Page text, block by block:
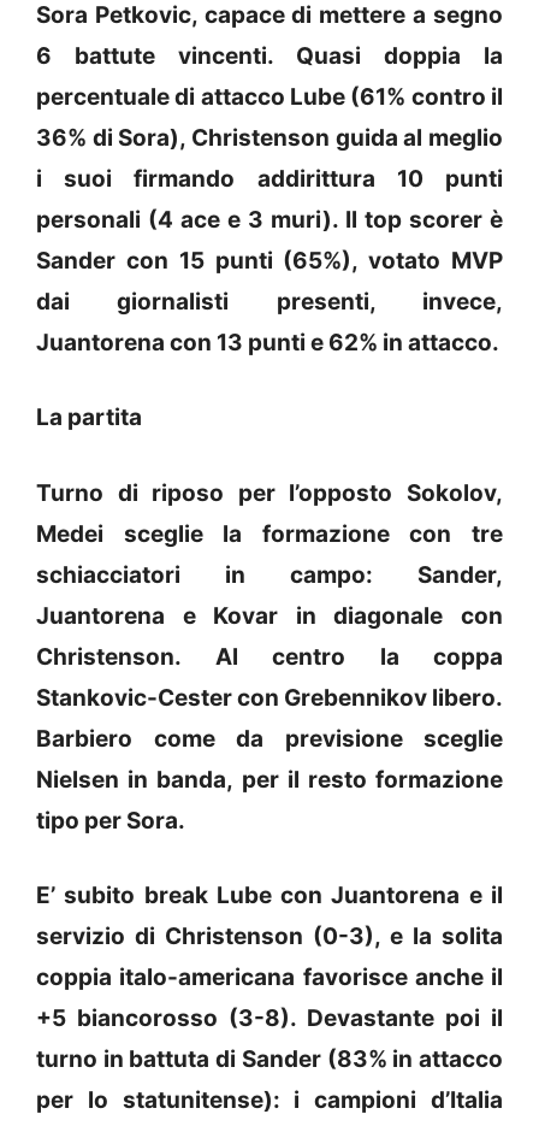
Sora Petkovic, capace di mettere a segno
6 battute vincenti. Quasi doppia la
percentuale di attacco Lube (61% contro il
36% di Sora), Christenson guida al meglio
i suoi firmando addirittura 10 punti
personali (4 ace e 3 muri). Il top scorer è
Sander con 15 punti (65%), votato MVP
dai giornalisti presenti, invece,
Juantorena con 13 punti e 62% in attacco.
La partita
Turno di riposo per l’opposto Sokolov,
Medei sceglie la formazione con tre
schiacciatori in campo: Sander,
Juantorena e Kovar in diagonale con
Christenson. Al centro la coppa
Stankovic-Cester con Grebennikov libero.
Barbiero come da previsione sceglie
Nielsen in banda, per il resto formazione
tipo per Sora.
E’ subito break Lube con Juantorena e il
servizio di Christenson (0-3), e la solita
coppia italo-americana favorisce anche il
+5 biancorosso (3-8). Devastante poi il
turno in battuta di Sander (83% in attacco
per lo statunitense): i campioni d’Italia